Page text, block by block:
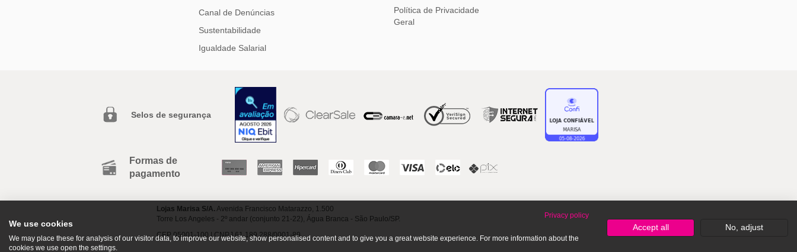
Canal de Denúncias
Sustentabilidade
Igualdade Salarial
Política de Privacidade
Geral
Selos de segurança
Formas de
pagamento
Lojas Marisa S/A. Avenida Francisco Matarazzo, 1.500
Torre Los Angeles - 2º andar (conjunto 21-22), Água Branca - São Paulo/SP.
CEP 05001-100 | CNPJ 61.189.288/0001-89
Privacy policy
We use cookies
We may place these for analysis of our visitor data, to improve our website, show personalised content and to give you a great website experience. For more information about the
cookies we use open the settings.
Accept all No, adjust